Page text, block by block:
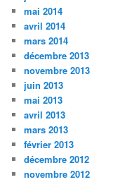
mai 2014
avril 2014
mars 2014
décembre 2013
novembre 2013
juin 2013
mai 2013
avril 2013
mars 2013
février 2013
décembre 2012
novembre 2012